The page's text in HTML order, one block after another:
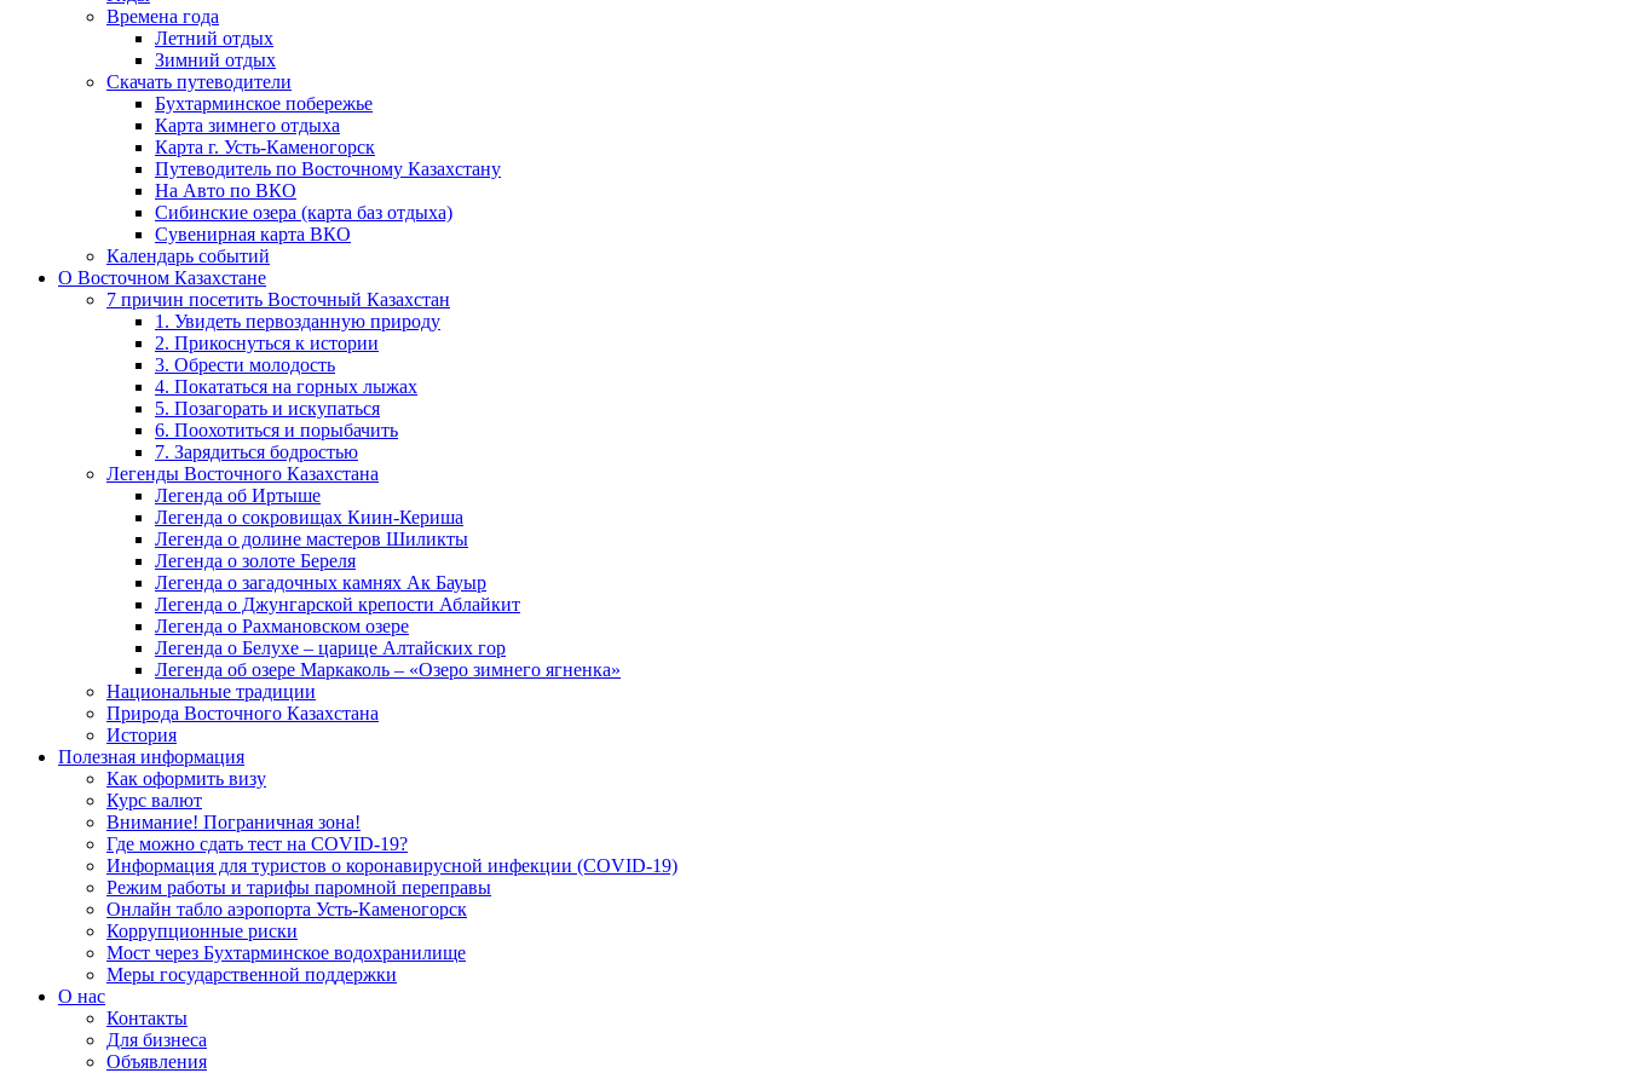
Времена года
Летний отдых
Зимний отдых
Скачать путеводители
Бухтарминское побережье
Карта зимнего отдыха
Карта г. Усть-Каменогорск
Путеводитель по Восточному Казахстану
На Авто по ВКО
Сибинские озера (карта баз отдыха)
Сувенирная карта ВКО
Календарь событий
О Восточном Казахстане
7 причин посетить Восточный Казахстан
1. Увидеть первозданную природу
2. Прикоснуться к истории
3. Обрести молодость
4. Покататься на горных лыжах
5. Позагорать и искупаться
6. Поохотиться и порыбачить
7. Зарядиться бодростью
Легенды Восточного Казахстана
Легенда об Иртыше
Легенда о сокровищах Киин-Кериша
Легенда о долине мастеров Шиликты
Легенда о золоте Береля
Легенда о загадочных камнях Ак Бауыр
Легенда о Джунгарской крепости Аблайкит
Легенда о Рахмановском озере
Легенда о Белухе – царице Алтайских гор
Легенда об озере Маркаколь – «Озеро зимнего ягненка»
Национальные традиции
Природа Восточного Казахстана
История
Полезная информация
Как оформить визу
Курс валют
Внимание! Пограничная зона!
Где можно сдать тест на COVID-19?
Информация для туристов о коронавирусной инфекции (COVID-19)
Режим работы и тарифы паромной переправы
Онлайн табло аэропорта Усть-Каменогорск
Коррупционные риски
Мост через Бухтарминское водохранилище
Меры государственной поддержки
О нас
Контакты
Для бизнеса
Объявления